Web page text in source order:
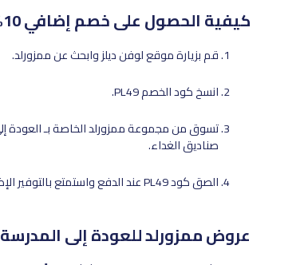
كيفية الحصول على خصم إضافي 10% عبر لوفن ديلز
قم بزيارة موقع لوفن ديلز وابحث عن ممزورلد.
انسخ كود الخصم PL49.
تسوق من مجموعة ممزورلد الخاصة بـ العودة
صناديق الغداء.
الصق كود PL49 عند الدفع واستمتع بالتوفير الإضافي مباشرة.
عروض ممزورلد للعودة إلى